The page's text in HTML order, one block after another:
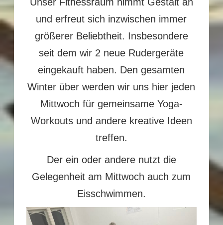
und erfreut sich inzwischen immer
größerer Beliebtheit. Insbesondere
seit dem wir 2 neue Rudergeräte
eingekauft haben. Den gesamten
Winter über werden wir uns hier jeden
Mittwoch für gemeinsame Yoga-
Workouts und andere kreative Ideen
treffen.
Der ein oder andere nutzt die
Gelegenheit am Mittwoch auch zum
Eisschwimmen.